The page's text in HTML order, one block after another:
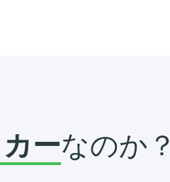
ーなのか？